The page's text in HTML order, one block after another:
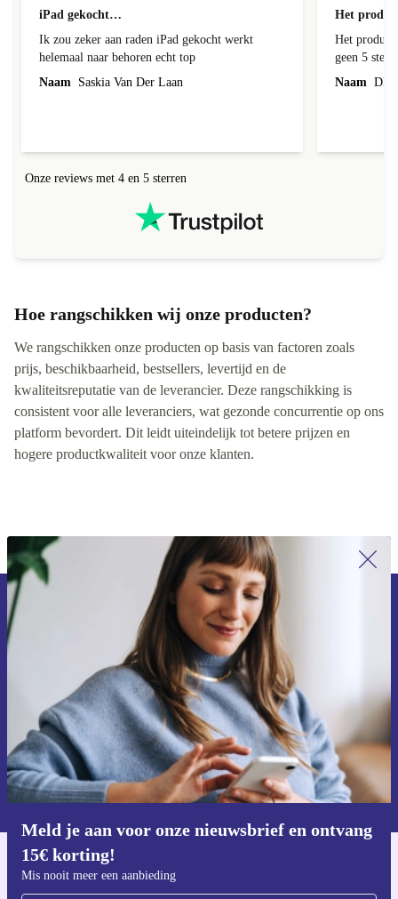
iPad gekocht…
Ik zou zeker aan raden iPad gekocht werkt
helemaal naar behoren echt top
Het
Het
geen 5 sterren geef is de onduidelijke
Onze reviews met 4 en 5 sterren
Hoe rangschikken wij onze producten?
We rangschikken onze producten op basis van factoren zoals
prijs, beschikbaarheid, bestsellers, levertijd en de
kwaliteitsreputatie van de leverancier. Deze rangschikking is
consistent voor alle leveranciers, wat gezonde concurrentie op ons
platform bevordert. Dit leidt uiteindelijk tot betere prijzen en
Meld je aan voor onze nieuwsbrief en ontvang
15€ korting!
Meld je aan voor onze nieuwsbrief en
ontvang €15 korting!
Mis nooit meer een aanbieding.
Voucher aanvragen
Informatie over het gebruik van persoonsgegevens vind je in ons
privacybeleid.
Download de refurbed app
Voor iOS en Android